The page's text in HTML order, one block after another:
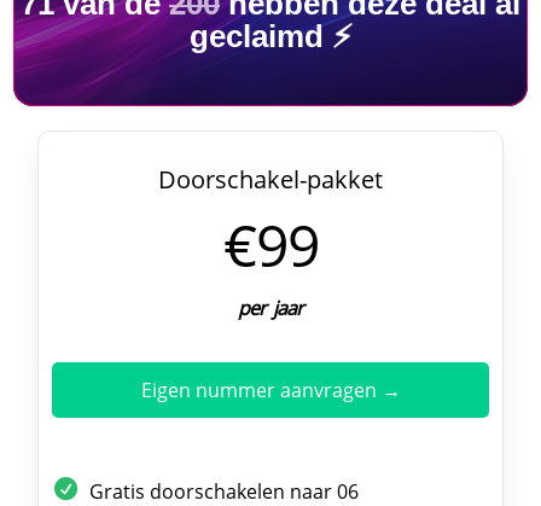
geclaimd ⚡
Doorschakel-pakket
€99
per jaar
Eigen nummer aanvragen →
Gratis doorschakelen naar 06